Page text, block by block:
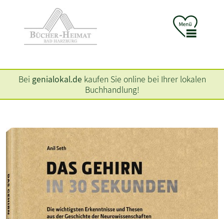
Bei genialokal.de kaufen Sie online bei Ihrer lokalen
Buchhandlung!